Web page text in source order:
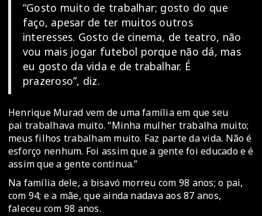
“Gosto muito de trabalhar; gosto do que
faço, apesar de ter muitos outros
interesses. Gosto de cinema, de teatro, não
vou mais jogar futebol porque não dá, mas
eu gosto da vida e de trabalhar. É
prazeroso”, diz.
Henrique Murad vem de uma família em que seu
pai trabalhava muito. “Minha mulher trabalha muito;
meus filhos trabalham muito. Faz parte da vida. Não é
esforço nenhum. Foi assim que a gente foi educado e é
assim que a gente continua.”
Na família dele, a bisavó morreu com 98 anos; o pai,
com 94; e a mãe, que ainda nadava aos 87 anos,
faleceu com 98 anos.